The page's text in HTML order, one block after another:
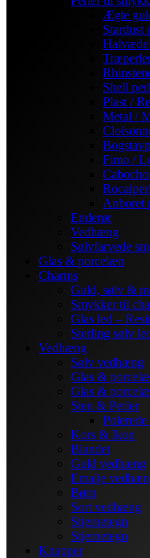
Ægte
Stardust
Shell
Plast /
Metal /
Fimo /
Anboret
Enderør
Vedhæng
Sølvfarvede
Glas & porcelæn
Charms
Guld, sølv &
Smykker til
Glas led –
Sterling sølv
Vedhæng
Sølv vedhæng
Glas &
Glas &
Sten & Perler
Kors & Ikon
Blandet
Guld vedhæng
Emalje
Børn
Sort vedhæng
Stjernetegn
Stjernetegn
Knapper